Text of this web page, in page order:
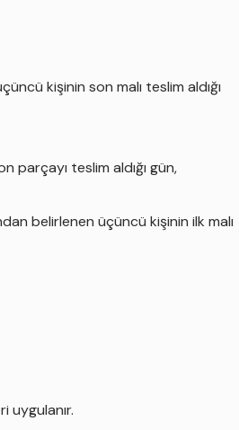
kişinin son malı teslim aldığı
teslim aldığı gün,
belirlenen üçüncü kişinin ilk malı
uygulanır.